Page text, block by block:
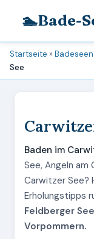
🏊Bade-
Startseite »Badeseen
See
Baden im
See, Angeln am
Carwitzer See?
Erholungstipps
Feldberger
Vorpommern.